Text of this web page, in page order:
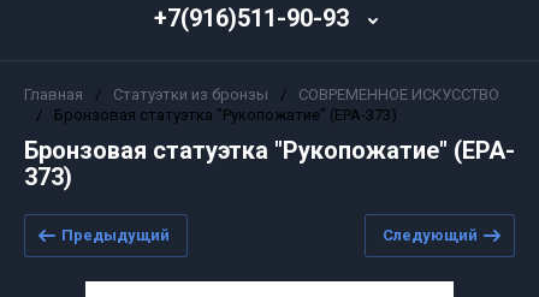
+7(916)511-90-93
Главная / Статуэтки из бронзы /
СОВРЕМЕННОЕ ИСКУССТВО
/
Бронзовая статуэтка "Рукопожатие" (EPA-373)
Бронзовая статуэтка "Рукопожатие" (EPA-
373)
Предыдущий Следующий